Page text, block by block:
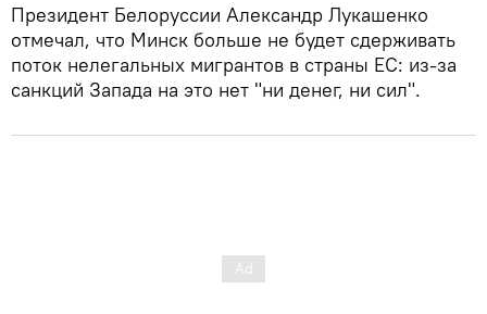
Президент Белоруссии Александр Лукашенко
отмечал, что Минск больше не будет сдерживать
поток нелегальных мигрантов в страны ЕС: из-за
санкций Запада на это нет "ни денег, ни сил".